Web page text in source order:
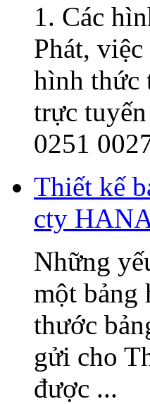
1. Các
Phát,
hình thức
trực
0251
Thiết kế
cty
Những
một bảng
thước
gửi cho
được ...